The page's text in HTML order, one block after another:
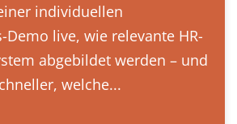
individuellen
Demo live, wie relevante HR-
abgebildet werden – und
welche...